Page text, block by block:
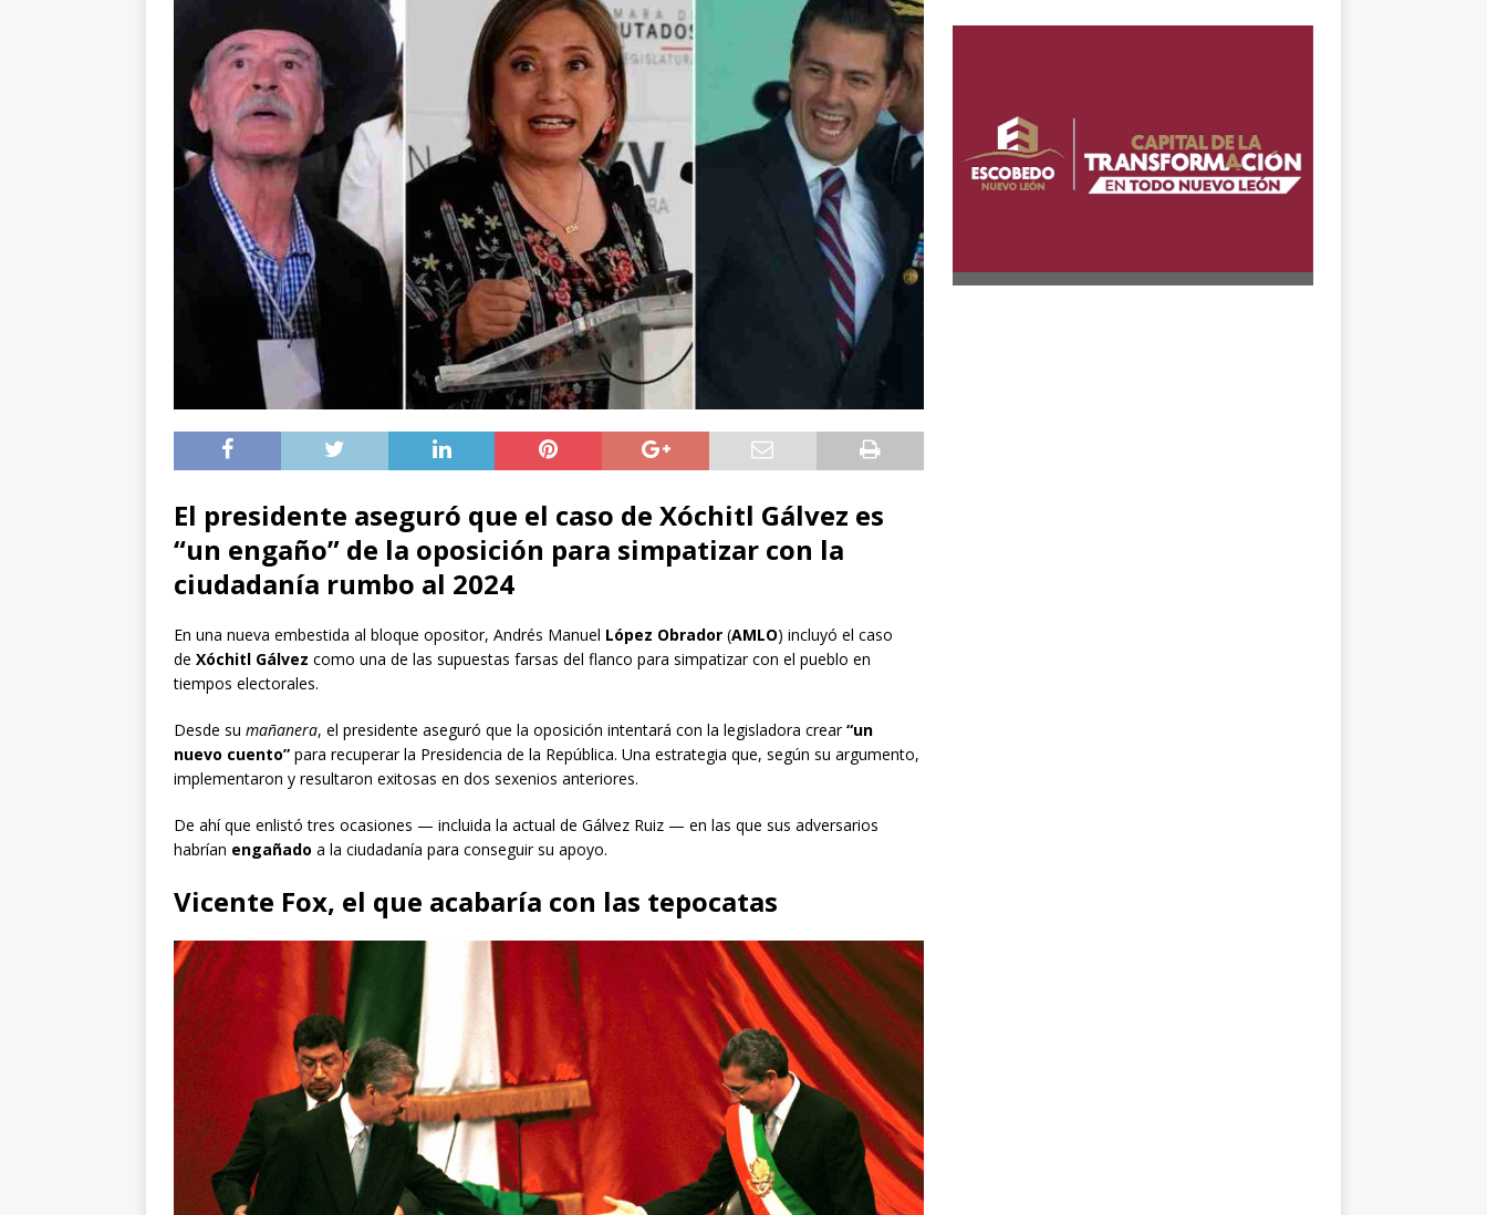
El presidente aseguró que el caso de Xóchitl Gálvez es
“un engaño” de la oposición para simpatizar con la
ciudadanía rumbo al 2024
En una nueva embestida al bloque opositor, Andrés Manuel López Obrador (AMLO) incluyó el caso
de Xóchitl Gálvez como una de las supuestas farsas del flanco para simpatizar con el pueblo en
tiempos electorales.
Desde su mañanera, el presidente aseguró que la oposición intentará con la legisladora crear“un
nuevo cuento” para recuperar la Presidencia de la República. Una estrategia que, según su argumento,
implementaron y resultaron exitosas en dos sexenios anteriores.
De ahí que enlistó tres ocasiones — incluida la actual de Gálvez Ruiz — en las que sus adversarios
habrían engañado a la ciudadanía para conseguir su apoyo.
Vicente Fox, el que acabaría con las tepocatas